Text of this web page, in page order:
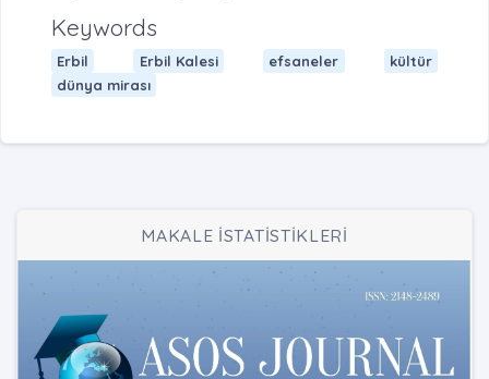
Keywords
Erbil Erbil Kalesi efsaneler
kültür
dünya mirası
MAKALE İSTATİSTİKLERİ